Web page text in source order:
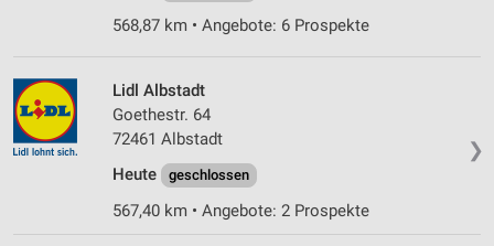
568,87 km • Angebote: 6 Prospekte
❯
Lidl Albstadt
Goethestr. 64
72461 Albstadt
Heute
geschlossen
567,40 km • Angebote: 2 Prospekte